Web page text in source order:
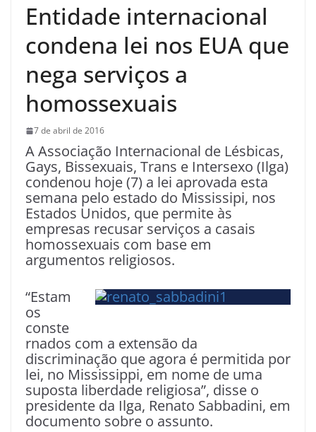
Entidade internacional
condena lei nos EUA que
nega serviços a
homossexuais
7 de abril de 2016
A Associação Internacional de Lésbicas,
Gays, Bissexuais, Trans e Intersexo (Ilga)
condenou hoje (7) a lei aprovada esta
semana pelo estado do Mississipi, nos
Estados Unidos, que permite às
empresas recusar serviços a casais
homossexuais com base em
argumentos religiosos.
“Estam
os
conste
rnados com a extensão da
discriminação que agora é permitida por
lei, no Mississippi, em nome de uma
suposta liberdade religiosa”, disse o
presidente da Ilga, Renato Sabbadini, em
documento sobre o assunto.